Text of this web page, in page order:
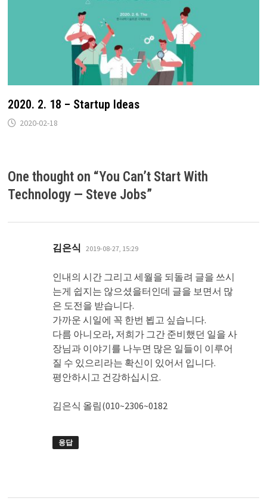
2020. 2. 18 – Startup Ideas
2020-02-18
One thought on “You Can’t Start With
Technology — Steve Jobs”
김은식 댓
글:
2019-08-27, 15:29
인내의 시간 그리고 세월을 되돌려 글을 쓰시
는게 쉽지는 않으셨을터인데 글을 보면서 많
은 도전을 받습니다.
가까운 시일에 꼭 한번 뵙고 싶습니다.
다름 아니오라, 저희가 그간 준비했던 일을 사
장님과 이야기를 나누면 많은 일들이 이루어
질 수 있으리라는 확신이 있어서 입니다.
평안하시고 건강하십시요.
김은식 올림(010~2306~0182
응답